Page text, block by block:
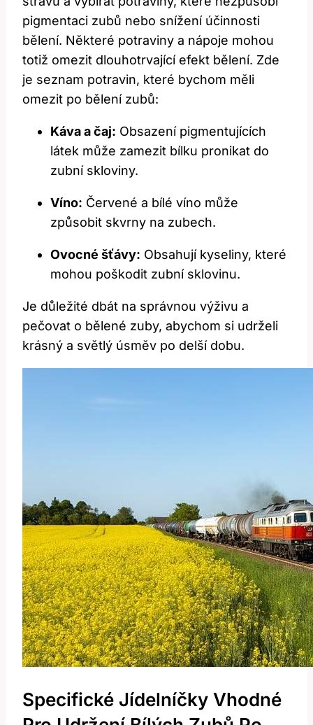
pigmentaci zubů nebo snížení účinnosti
bělení. Některé potraviny a nápoje mohou
totiž omezit dlouhotrvající efekt bělení. Zde
je seznam potravin, které bychom měli
omezit po bělení zubů:
Káva a čaj: Obsazení pigmentujících
látek může zamezit bílku pronikat do
zubní skloviny.
Víno: Červené a bílé víno může
způsobit skvrny na zubech.
Ovocné šťávy: Obsahují kyseliny, které
mohou poškodit zubní sklovinu.
Je důležité dbát na správnou výživu a
pečovat o bělené zuby, abychom si udrželi
krásný a světlý úsměv po delší dobu.
Specifické Jídelníčky Vhodné